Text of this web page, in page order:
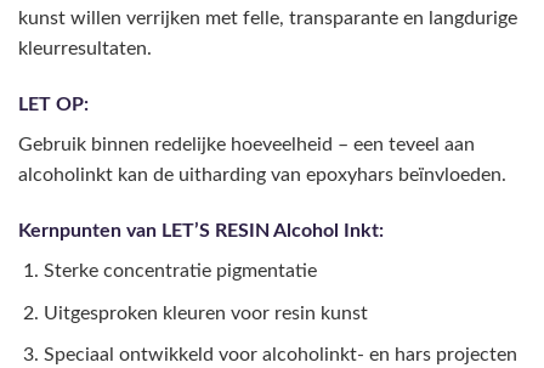
kunst willen verrijken met felle, transparante en langdurige
kleurresultaten.
LET OP:
Gebruik binnen redelijke hoeveelheid – een teveel aan
alcoholinkt kan de uitharding van epoxyhars beïnvloeden.
Kernpunten van LET’S RESIN Alcohol Inkt:
Sterke concentratie pigmentatie
Uitgesproken kleuren voor resin kunst
Speciaal ontwikkeld voor alcoholinkt- en hars projecten